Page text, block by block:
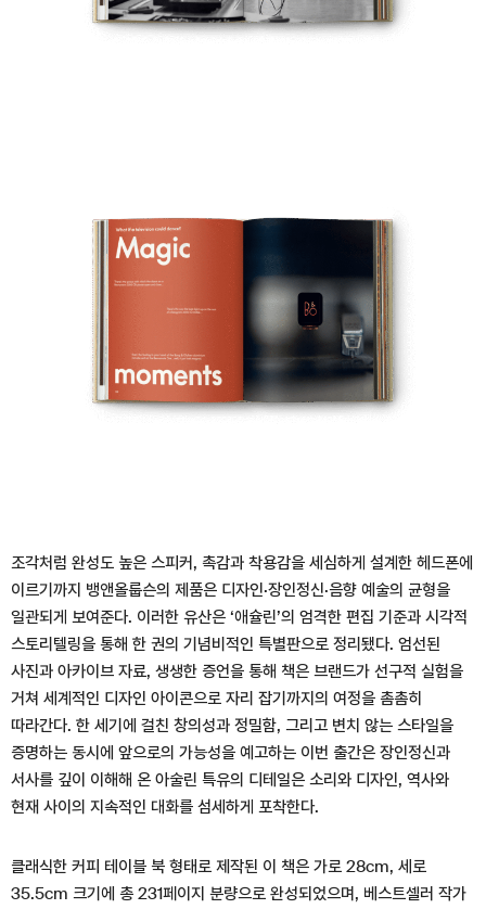
조각처럼 완성도 높은 스피커, 촉감과 착용감을 세심하게 설계한 헤드폰에
이르기까지 뱅앤올룹슨의 제품은 디자인·장인정신·음향 예술의 균형을
일관되게 보여준다. 이러한 유산은 ‘애슐린’의 엄격한 편집 기준과 시각적
스토리텔링을 통해 한 권의 기념비적인 특별판으로 정리됐다. 엄선된
사진과 아카이브 자료, 생생한 증언을 통해 책은 브랜드가 선구적 실험을
거쳐 세계적인 디자인 아이콘으로 자리 잡기까지의 여정을 촘촘히
따라간다. 한 세기에 걸친 창의성과 정밀함, 그리고 변치 않는 스타일을
증명하는 동시에 앞으로의 가능성을 예고하는 이번 출간은 장인정신과
서사를 깊이 이해해 온 아술린 특유의 디테일은 소리와 디자인, 역사와
현재 사이의 지속적인 대화를 섬세하게 포착한다.
클래식한 커피 테이블 북 형태로 제작된 이 책은 가로 28cm, 세로
35.5cm 크기에 총 231페이지 분량으로 완성되었으며, 베스트셀러 작가